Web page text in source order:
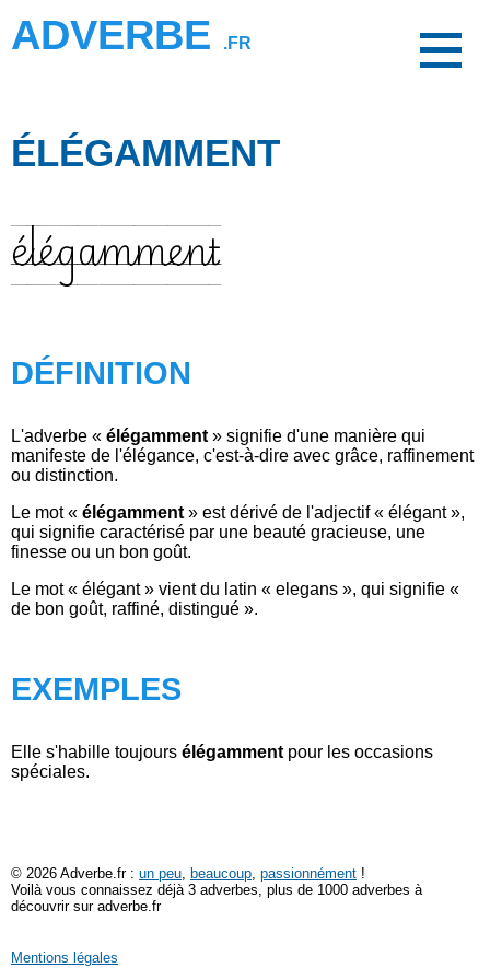
ADVERBE .FR
ÉLÉGAMMENT
élégamment
DÉFINITION
L'adverbe « élégamment » signifie d'une manière qui
manifeste de l'élégance, c'est-à-dire avec grâce, raffinement
ou distinction.
Le mot « élégamment » est dérivé de l'adjectif « élégant »,
qui signifie caractérisé par une beauté gracieuse, une
finesse ou un bon goût.
Le mot « élégant » vient du latin « elegans », qui signifie «
de bon goût, raffiné, distingué ».
EXEMPLES
Elle s'habille toujours élégamment pour les occasions
spéciales.
© 2026 Adverbe.fr : un peu, beaucoup, passionnément !
Voilà vous connaissez déjà 3 adverbes, plus de 1000 adverbes à
découvrir sur adverbe.fr
Mentions légales